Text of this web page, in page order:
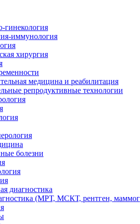
гинекология
иммунология
хирургия
медицина и реабилитация
репродуктивные технологии
болезни
диагностика
(МРТ, МСКТ, рентген,